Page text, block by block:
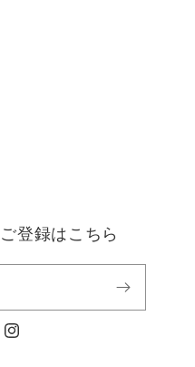
登録はこちら
Instagram